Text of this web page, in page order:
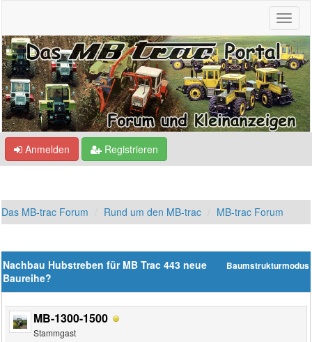
Anmelden Registrieren
Das MB-trac Forum Rund um den MB-trac MB-trac Forum
Baumstrukturmodus
Nachbau Hubstreben für MB Trac 443 neue
Baureihe?
MB-1300-1500
Stammgast